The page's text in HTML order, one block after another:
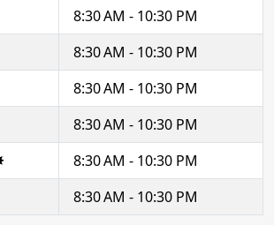
8:30 AM - 10:30 PM
8:30 AM - 10:30 PM
8:30 AM - 10:30 PM
8:30 AM - 10:30 PM
8:30 AM - 10:30 PM
8:30 AM - 10:30 PM